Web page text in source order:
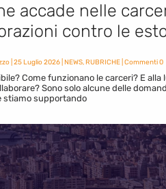
accade nelle
contro le
| 25 Luglio 2026| NEWS,RUBRICHE| Commenti 0
Come funzionano le carceri? E
Sono solo alcune delle
stiamo supportando